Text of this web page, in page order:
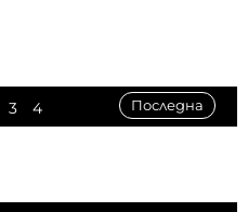
3 4 Последна